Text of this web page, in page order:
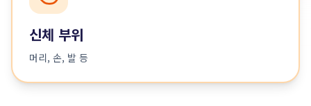
신체 부위
머리, 손, 발 등